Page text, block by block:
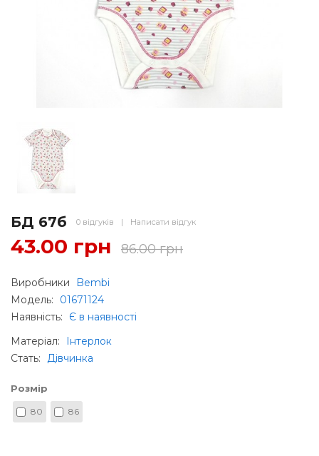
БД 67б 0 відгуків | Написати відгук
43.00 грн 86.00 грн
Виробники
Bembi
Модель:
01671124
Наявність:
Є в наявності
Матеріал:
Інтерлок
Стать: Дівчинка
Розмір
80 86